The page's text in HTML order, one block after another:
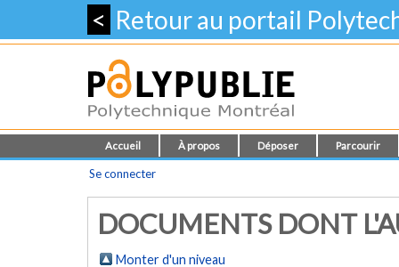
< Retour au portail
Accueil À propos Déposer Parcourir
Se connecter
DOCUMENTS DONT
Monter d'un niveau